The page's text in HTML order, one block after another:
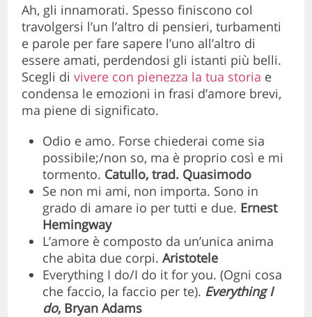
Ah, gli innamorati. Spesso finiscono col
travolgersi l’un l’altro di pensieri, turbamenti
e parole per fare sapere l’uno all’altro di
essere amati, perdendosi gli istanti più belli.
Scegli divivere con pienezza la tua storia e
condensa le emozioni in frasi d’amore brevi,
ma piene di significato.
Odio e amo. Forse chiederai come sia
possibile;/non so, ma è proprio così e mi
tormento. Catullo, trad. Quasimodo
Se non mi ami, non importa. Sono in
grado di amare io per tutti e due. Ernest
Hemingway
L’amore è composto da un’unica anima
che abita due corpi.Aristotele
Everything I do/I do it for you. (Ogni cosa
che faccio, la faccio per te). Everything I
do, Bryan Adams